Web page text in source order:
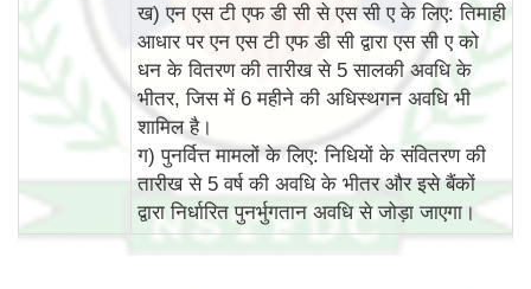
ख) एन एस टी एफ डी सी से एस सी ए के लिए: तिमाही
आधार पर एन एस टी एफ डी सी द्वारा एस सी ए को
धन के वितरण की तारीख से 5 सालकी अवधि के
भीतर, जिस में 6 महीने की अधिस्‍थगन अवधि भी
शामिल है।
ग) पुनर्वित्त मामलों के लिए: निधियों के संवितरण की
तारीख से 5 वर्ष की अवधि के भीतर और इसे बैंकों
द्वारा निर्धारित पुनर्भुगतान अवधि से जोड़ा जाएगा।